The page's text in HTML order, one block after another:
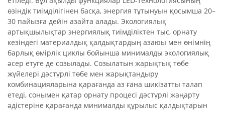
өзіндік тиімділігінен басқа, энергия тұтынуын қосымша 20–
30 пайызға дейін азайта алады. Экологиялық
артықшылықтар энергиялық тиімділіктен тыс, орнату
кезіндегі материалдық қалдықтардың азаюы мен өнімнің
барлық өмірлік циклы бойынша минималды экологиялық
әсер етуге де созылады. Созылатын жарықтық төбе
жүйелері дәстүрлі төбе мен жарықтандыру
комбинацияларына қарағанда аз ғана шикізатты талап
етеді, сонымен қатар орнату процесі дәстүрлі жаңарту
әдістеріне қарағанда минималды құрылыс қалдықтарын